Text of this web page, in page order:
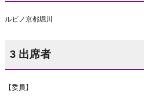
ルビノ京都堀川
3 出席者
【委員】